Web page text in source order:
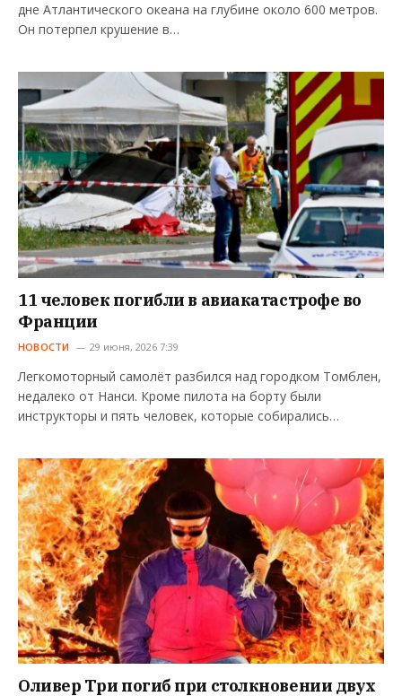
дне Атлантического океана на глубине около 600 метров.
Он потерпел крушение в…
11 человек погибли в авиакатастрофе во
Франции
НОВОСТИ 29 июня, 2026 7:39
Легкомоторный самолёт разбился над городком Томблен,
недалеко от Нанси. Кроме пилота на борту были
инструкторы и пять человек, которые собирались…
Оливер Три погиб при столкновении двух